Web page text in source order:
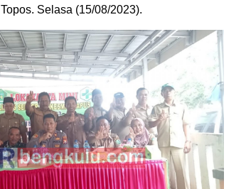
Selasa (15/08/2023).